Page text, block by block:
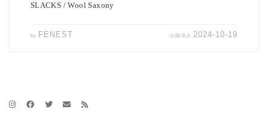
SLACKS / Wool Saxony
by FENEST 公開済み2024-10-19